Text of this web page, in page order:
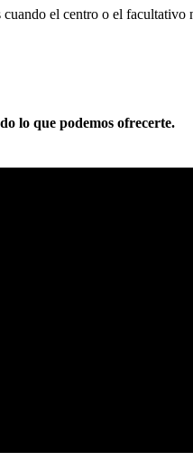
el centro o el
lo que podemos ofrecerte.